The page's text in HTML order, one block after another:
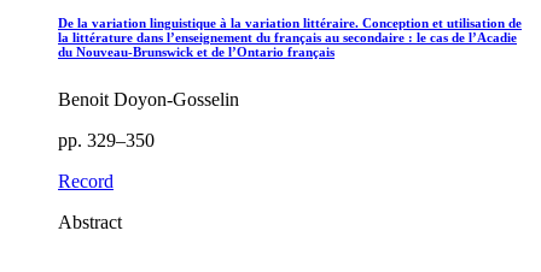
De la variation linguistique à la variation littéraire. Conception et utilisation de
la littérature dans l’enseignement du français au secondaire : le cas de l’Acadie
du Nouveau-Brunswick et de l’Ontario français
Benoit Doyon-Gosselin
pp. 329–350
Record
Abstract